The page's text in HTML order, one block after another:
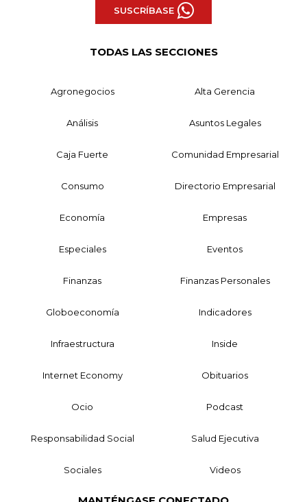
SUSCRÍBASE
TODAS LAS SECCIONES
Agronegocios Alta Gerencia
Análisis Asuntos Legales
Caja Fuerte Comunidad Empresarial
Consumo Directorio Empresarial
Economía Empresas
Especiales Eventos
Finanzas Finanzas Personales
Globoeconomía Indicadores
Infraestructura Inside
Internet Economy Obituarios
Ocio Podcast
Responsabilidad Social Salud Ejecutiva
Sociales Videos